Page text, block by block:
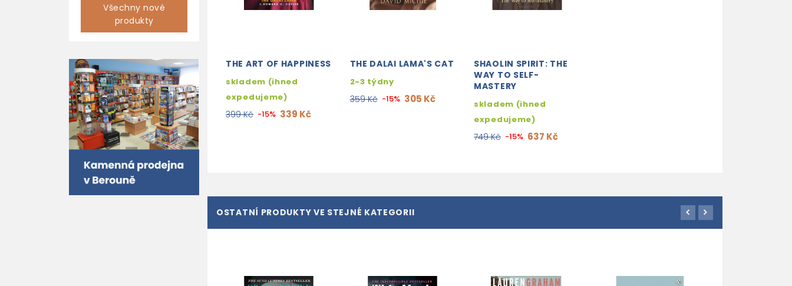
Všechny nové
produkty
THE ART OF HAPPINESS
skladem (ihned
expedujeme)
399 Kč -15% 339 Kč
THE DALAI LAMA'S CAT
2-3 týdny
359 Kč -15% 305 Kč
SHAOLIN SPIRIT: THE
WAY TO SELF-
MASTERY
skladem (ihned
expedujeme)
749 Kč -15% 637 Kč
OSTATNÍ PRODUKTY VE STEJNÉ KATEGORII